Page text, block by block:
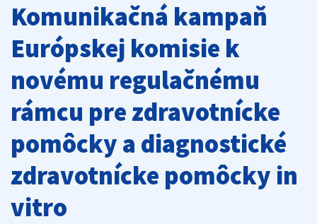
Komunikačná kampaň
Európskej komisie k
novému regulačnému
rámcu pre zdravotnícke
pomôcky a diagnostické
zdravotnícke pomôcky in
vitro